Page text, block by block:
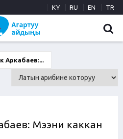
KY RU EN TR
Аркабаев:...
Мээни каккан